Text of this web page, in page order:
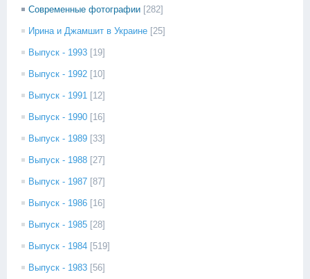
Современные фотографии [282]
Ирина и Джамшит в Украине [25]
Выпуск - 1993 [19]
Выпуск - 1992 [10]
Выпуск - 1991 [12]
Выпуск - 1990 [16]
Выпуск - 1989 [33]
Выпуск - 1988 [27]
Выпуск - 1987 [87]
Выпуск - 1986 [16]
Выпуск - 1985 [28]
Выпуск - 1984 [519]
Выпуск - 1983 [56]